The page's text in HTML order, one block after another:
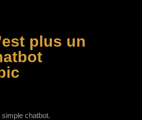
plus un
simple chatbot.